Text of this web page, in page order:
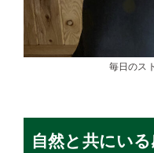
毎日のス
自然と共にい